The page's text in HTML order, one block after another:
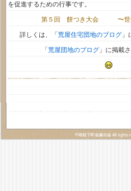
を促進するための行事です。
第５回 餅つき大会 〜世
詳しくは、「 荒屋住宅団地のブログ」
「荒屋団地のブログ 」に掲載